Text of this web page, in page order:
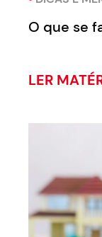
O que se
LER